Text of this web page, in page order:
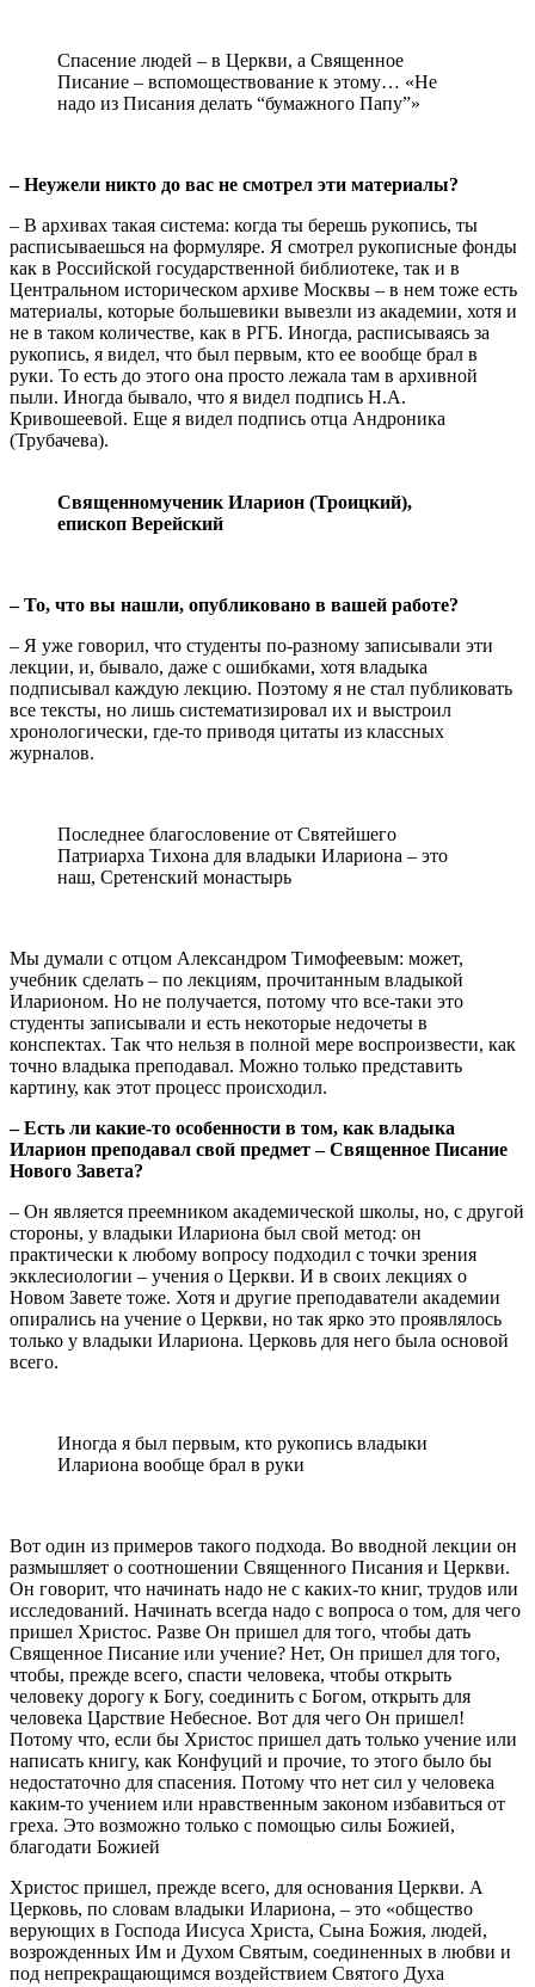
Спасение людей – в Церкви, а Священное
Писание – вспомоществование к этому… «Не
надо из Писания делать “бумажного Папу”»
– Неужели никто до вас не смотрел эти материалы?
– В архивах такая система: когда ты берешь рукопись, ты
расписываешься на формуляре. Я смотрел рукописные фонды
как в Российской государственной библиотеке, так и в
Центральном историческом архиве Москвы – в нем тоже есть
материалы, которые большевики вывезли из академии, хотя и
не в таком количестве, как в РГБ. Иногда, расписываясь за
рукопись, я видел, что был первым, кто ее вообще брал в
руки. То есть до этого она просто лежала там в архивной
пыли. Иногда бывало, что я видел подпись Н.А.
Кривошеевой. Еще я видел подпись отца Андроника
(Трубачева).
Священномученик Иларион (Троицкий),
епископ Верейский
– То, что вы нашли, опубликовано в вашей работе?
– Я уже говорил, что студенты по-разному записывали эти
лекции, и, бывало, даже с ошибками, хотя владыка
подписывал каждую лекцию. Поэтому я не стал публиковать
все тексты, но лишь систематизировал их и выстроил
хронологически, где-то приводя цитаты из классных
журналов.
Последнее благословение от Святейшего
Патриарха Тихона для владыки Илариона – это
наш, Сретенский монастырь
Мы думали с отцом Александром Тимофеевым: может,
учебник сделать – по лекциям, прочитанным владыкой
Иларионом. Но не получается, потому что все-таки это
студенты записывали и есть некоторые недочеты в
конспектах. Так что нельзя в полной мере воспроизвести, как
точно владыка преподавал. Можно только представить
картину, как этот процесс происходил.
– Есть ли какие-то особенности в том, как владыка
Иларион преподавал свой предмет – Священное Писание
Нового Завета?
– Он является преемником академической школы, но, с другой
стороны, у владыки Илариона был свой метод: он
практически к любому вопросу подходил с точки зрения
экклесиологии – учения о Церкви. И в своих лекциях о
Новом Завете тоже. Хотя и другие преподаватели академии
опирались на учение о Церкви, но так ярко это проявлялось
только у владыки Илариона. Церковь для него была основой
всего.
Иногда я был первым, кто рукопись владыки
Илариона вообще брал в руки
Вот один из примеров такого подхода. Во вводной лекции он
размышляет о соотношении Священного Писания и Церкви.
Он говорит, что начинать надо не с каких-то книг, трудов или
исследований. Начинать всегда надо с вопроса о том, для чего
пришел Христос. Разве Он пришел для того, чтобы дать
Священное Писание или учение? Нет, Он пришел для того,
чтобы, прежде всего, спасти человека, чтобы открыть
человеку дорогу к Богу, соединить с Богом, открыть для
человека Царствие Небесное. Вот для чего Он пришел!
Потому что, если бы Христос пришел дать только учение или
написать книгу, как Конфуций и прочие, то этого было бы
недостаточно для спасения. Потому что нет сил у человека
каким-то учением или нравственным законом избавиться от
греха. Это возможно только с помощью силы Божией,
благодати Божией
Христос пришел, прежде всего, для основания Церкви. А
Церковь, по словам владыки Илариона, – это «общество
верующих в Господа Иисуса Христа, Сына Божия, людей,
возрожденных Им и Духом Святым, соединенных в любви и
под непрекращающимся воздействием Святого Духа